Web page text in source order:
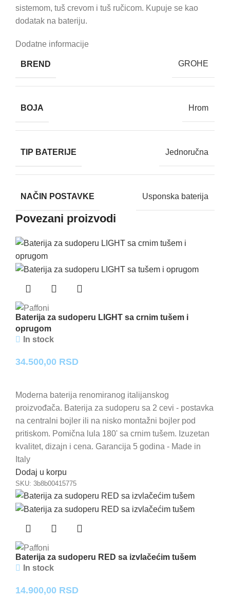
sistemom, tuš crevom i tuš ručicom. Kupuje se kao
dodatak na bateriju.
Dodatne informacije
BREND GROHE
BOJA Hrom
TIP BATERIJE Jednoručna
NAČIN POSTAVKE Usponska baterija
Povezani proizvodi
Baterija za sudoperu LIGHT sa crnim tušem i
oprugom
In stock
34.500,00 RSD
Moderna baterija renomiranog italijanskog
proizvođača. Baterija za sudoperu sa 2 cevi - postavka
na centralni bojler ili na nisko montažni bojler pod
pritiskom. Pomična lula 180' sa crnim tušem. Izuzetan
kvalitet, dizajn i cena. Garancija 5 godina - Made in
Italy
Dodaj u korpu
SKU: 3b8b00415775
Baterija za sudoperu RED sa izvlačećim tušem
In stock
14.900,00 RSD